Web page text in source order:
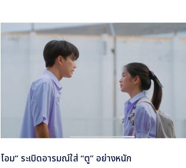
โอม” ระเบิดอารมณ์ใส่ “ตู” อย่างหนัก